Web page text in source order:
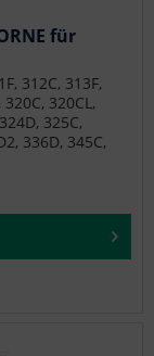
für
312C, 313F,
320CL,
325C,
336D, 345C,